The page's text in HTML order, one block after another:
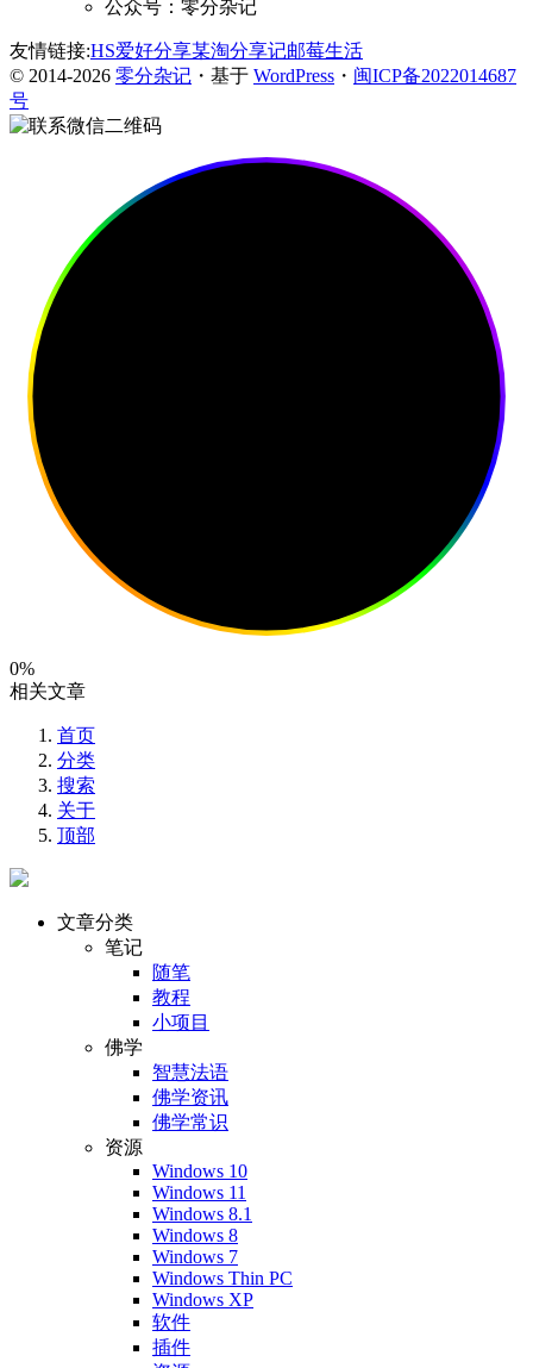
公众号：零分杂记
友情链接:HS爱好分享某淘分享记邮莓生活
© 2014-2026 零分杂记 ・基于 WordPress ・ 闽ICP备2022014687
号
0%
相关文章
首页
分类
搜索
关于
顶部
文章分类
笔记
随笔
教程
小项目
佛学
智慧法语
佛学资讯
佛学常识
资源
Windows 10
Windows 11
Windows 8.1
Windows 8
Windows 7
Windows Thin PC
Windows XP
软件
插件